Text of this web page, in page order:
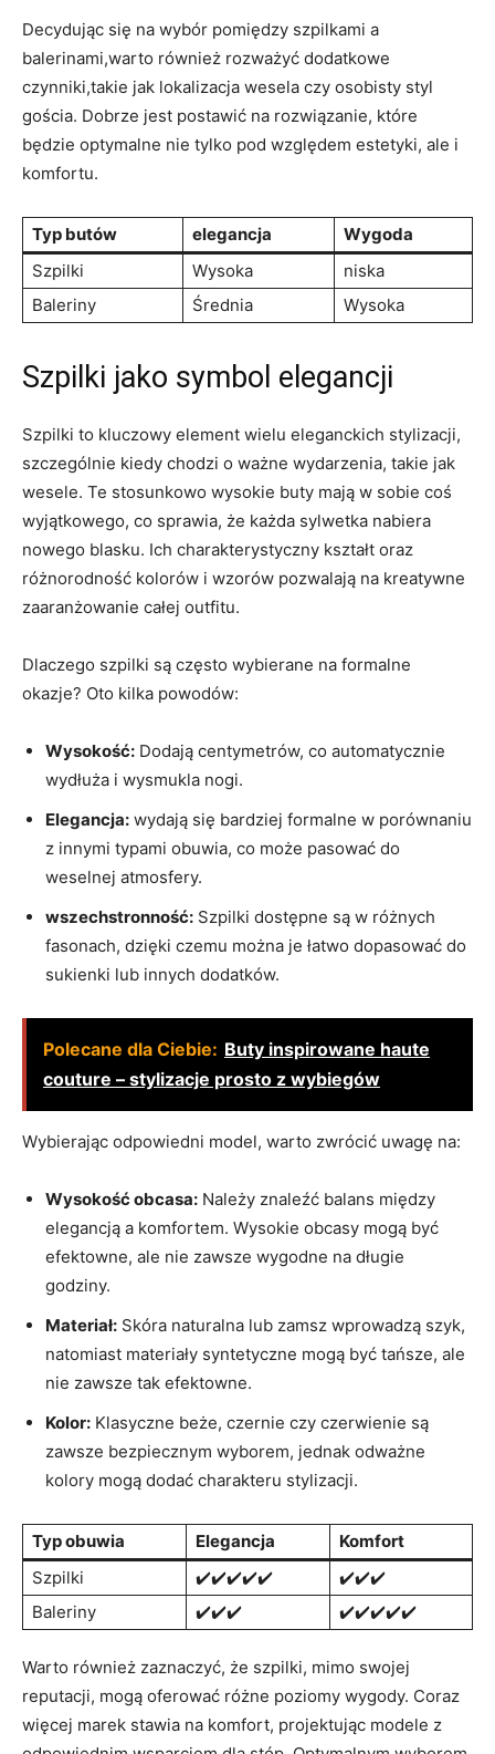
Decydując się na wybór pomiędzy szpilkami a
balerinami,warto również rozważyć dodatkowe
czynniki,takie jak lokalizacja wesela czy osobisty styl
gościa. Dobrze jest postawić na rozwiązanie, które
będzie optymalne nie tylko pod względem estetyki, ale i
komfortu.
Typ butów elegancja
Wygoda
Szpilki
Wysoka
niska
Baleriny
Średnia Wysoka
Szpilki jako symbol elegancji
Szpilki to kluczowy element wielu eleganckich stylizacji,
szczególnie kiedy chodzi o ważne wydarzenia, takie jak
wesele. Te stosunkowo wysokie buty mają w sobie coś
wyjątkowego, co sprawia, że każda sylwetka nabiera
nowego blasku. Ich charakterystyczny kształt oraz
różnorodność kolorów i wzorów pozwalają na kreatywne
zaaranżowanie całej outfitu.
Dlaczego szpilki są często wybierane na formalne
okazje? Oto kilka powodów:
Wysokość: Dodają centymetrów, co automatycznie
wydłuża i wysmukla nogi.
Elegancja: wydają się bardziej formalne w porównaniu
z innymi typami obuwia, co może pasować do
weselnej atmosfery.
wszechstronność: Szpilki dostępne są w różnych
fasonach, dzięki czemu można je łatwo dopasować do
sukienki lub innych dodatków.
Polecane dla Ciebie: Buty inspirowane haute
couture – stylizacje prosto z wybiegów
Wybierając odpowiedni model, warto zwrócić uwagę na:
Wysokość obcasa: Należy znaleźć balans między
elegancją a komfortem. Wysokie obcasy mogą być
efektowne, ale nie zawsze wygodne na długie
godziny.
Materiał: Skóra naturalna lub zamsz wprowadzą szyk,
natomiast materiały syntetyczne mogą być tańsze, ale
nie zawsze tak efektowne.
Kolor: Klasyczne beże, czernie czy czerwienie są
zawsze bezpiecznym wyborem, jednak odważne
kolory mogą dodać charakteru stylizacji.
Typ obuwia Elegancja
Komfort
Szpilki
✔️✔️✔️✔️✔️
✔️✔️✔️
Baleriny
✔️✔️✔️ ✔️✔️✔️✔️✔️
Warto również zaznaczyć, że szpilki, mimo swojej
reputacji, mogą oferować różne poziomy wygody. Coraz
więcej marek stawia na komfort, projektując modele z